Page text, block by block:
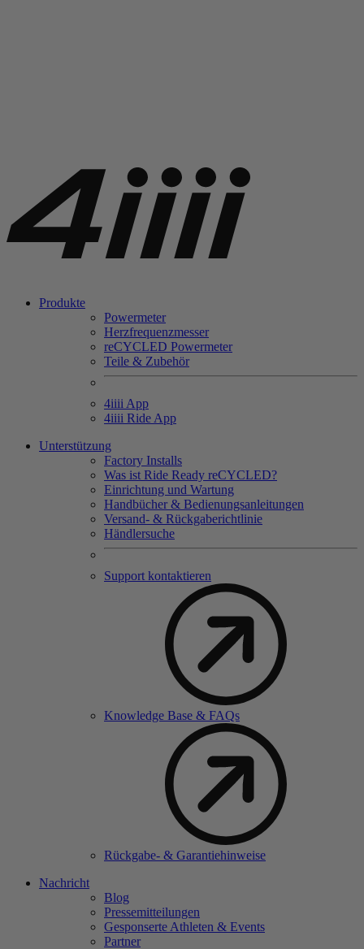
Produkte
Powermeter
Herzfrequenzmesser
reCYCLED Powermeter
Teile & Zubehör
4iiii App
4iiii Ride App
Unterstützung
Factory Installs
Was ist Ride Ready reCYCLED?
Einrichtung und Wartung
Handbücher & Bedienungsanleitungen
Versand- & Rückgaberichtlinie
Händlersuche
Support kontaktieren
Knowledge Base & FAQs
Rückgabe- & Garantiehinweise
Nachricht
Blog
Pressemitteilungen
Gesponserte Athleten & Events
Partner